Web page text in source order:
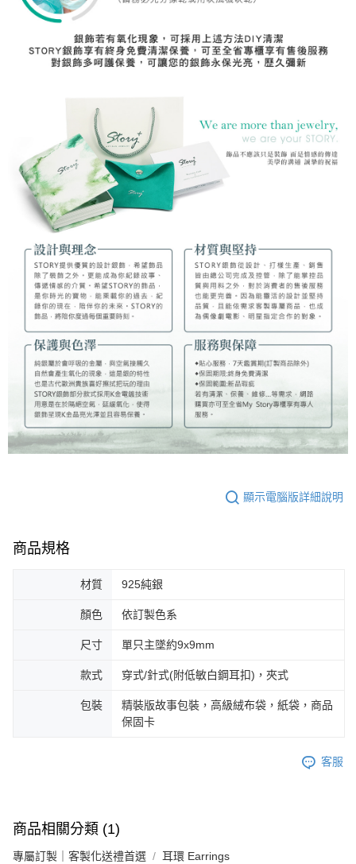
顯示電腦版詳細說明
商品規格
材質 925純銀
顏色 依訂製色系
尺寸 單只主墜約9x9mm
款式 穿式/針式(附低敏白鋼耳扣)，夾式
包裝
精裝版故事包裝，高級絨布袋，紙袋，商品
保固卡
客服
商品相關分類 (1)
專屬訂製｜客製化送禮首選 耳環 Earrings